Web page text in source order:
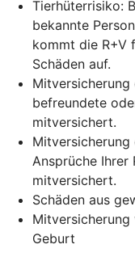
Tierhüterrisiko:
bekannte
kommt die R+V
Schäden auf.
Mitversicherung
befreundete
mitversichert.
Ansprüche Ihrer
mitversichert.
Schäden aus
Mitversicherung
Geburt